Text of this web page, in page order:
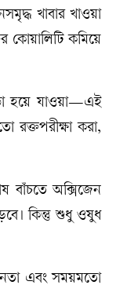
খাবার খাওয়া
কমিয়ে
হয়ে যাওয়া—এই
রক্তপরীক্ষা করা,
বাঁচতে অক্সিজেন
কিন্তু শুধু ওষুধ
এবং সময়মতো